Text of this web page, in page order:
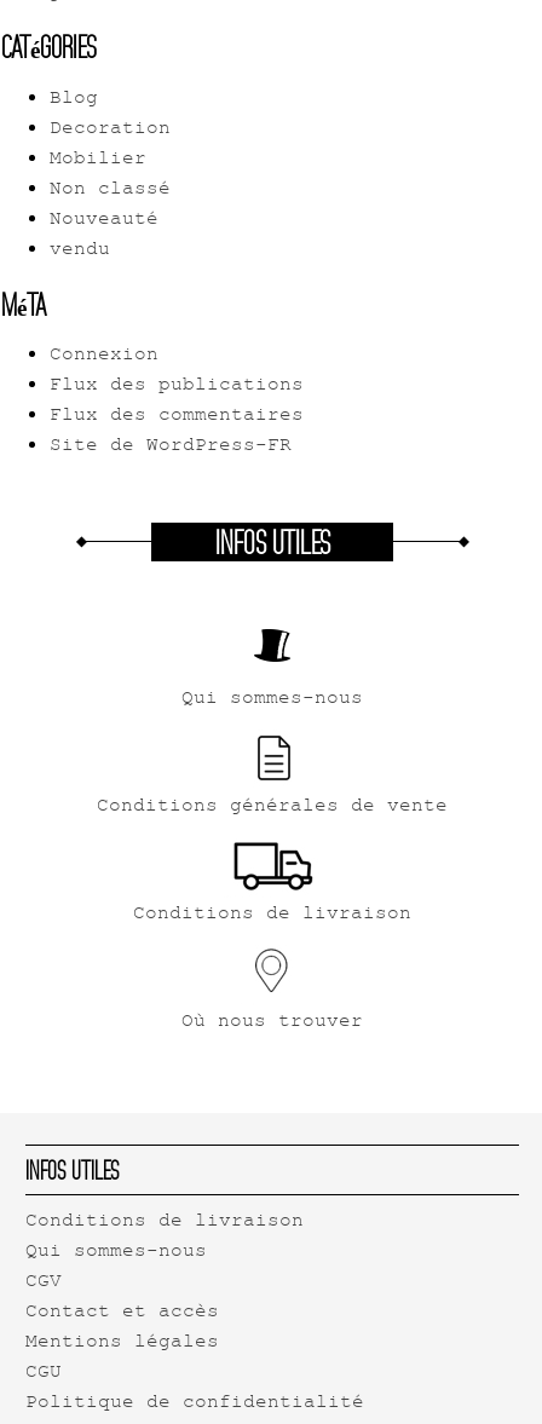
Catégories
Blog
Decoration
Mobilier
Non classé
Nouveauté
vendu
Méta
Connexion
Flux des publications
Flux des commentaires
Site de WordPress-FR
INFOS UTILES
Qui sommes-nous
Conditions générales de vente
Conditions de livraison
Où nous trouver
Infos Utiles
Conditions de livraison
Qui sommes-nous
CGV
Contact et accès
Mentions légales
CGU
Politique de confidentialité